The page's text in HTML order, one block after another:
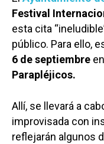
Festival
esta cita
público. Para ello,
6 de septiembre
Parapléjicos.
Allí, se llevará a
improvisada con
reflejarán algunos